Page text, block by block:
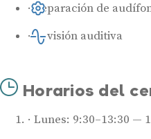
Reparación de
Revisión auditiva
Horarios del
Lunes: 9:30–13:30 —